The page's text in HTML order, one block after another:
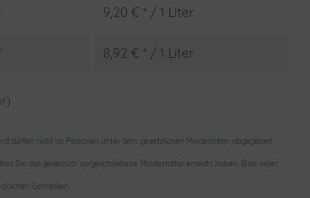
9,20 € * / 1 Liter
8,92 € * / 1 Liter
dürfen nicht an Personen unter dem gesetzlichen Mindestalter abgegeben
Sie das gesetzlich vorgeschriebene Mindestalter erreicht haben. Bitte seien
Getränken.